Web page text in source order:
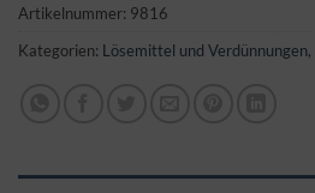
Artikelnummer: 9816
Kategorien: Lösemittel und Verdünnungen,